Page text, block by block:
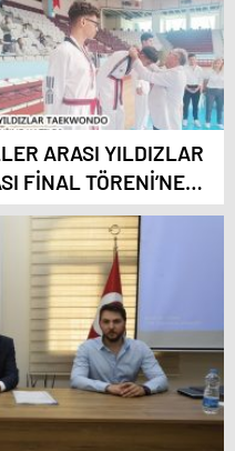
ARASI YILDIZLAR
FİNAL TÖRENİ’NE